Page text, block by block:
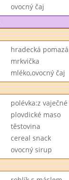
ovocný čaj
hradecká
mrkvička
mléko,ovocný čaj
polévka:z
plovdické maso
těstovina
cereal snack
ovocný sirup